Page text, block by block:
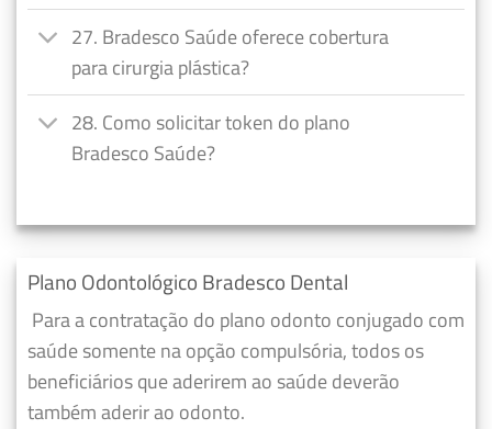
27. Bradesco Saúde oferece cobertura
para cirurgia plástica?
28. Como solicitar token do plano
Bradesco Saúde?
Plano Odontológico Bradesco Dental
Para a contratação do plano odonto conjugado com
saúde somente na opção compulsória, todos os
beneficiários que aderirem ao saúde deverão
também aderir ao odonto.